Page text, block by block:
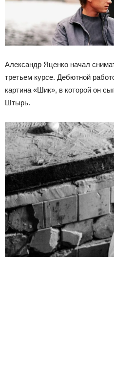
Александр Яценко начал
третьем курсе. Дебютной
картина «Шик», в которой он
Штырь.